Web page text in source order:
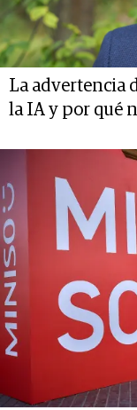
La advertencia
la IA y por qué